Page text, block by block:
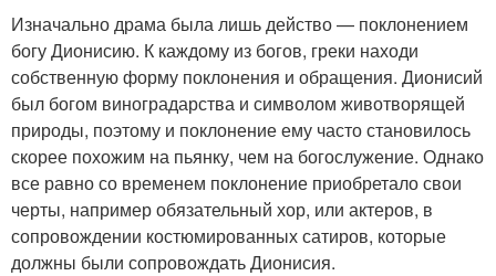
Изначально драма была лишь действо — поклонением
богу Дионисию. К каждому из богов, греки находи
собственную форму поклонения и обращения. Дионисий
был богом виноградарства и символом животворящей
природы, поэтому и поклонение ему часто становилось
скорее похожим на пьянку, чем на богослужение. Однако
все равно со временем поклонение приобретало свои
черты, например обязательный хор, или актеров, в
сопровождении костюмированных сатиров, которые
должны были сопровождать Дионисия.